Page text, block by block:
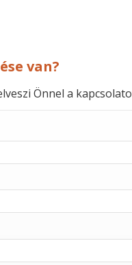
van?
Önnel a